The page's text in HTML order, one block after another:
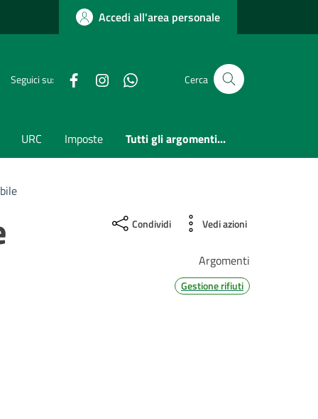
Accedi all'area personale
Seguici su: FacebookInstagramwhatsappCerca
URC Imposte Tutti gli argomenti...
Condividi Vedi azioni
Argomenti
Gestione rifiuti